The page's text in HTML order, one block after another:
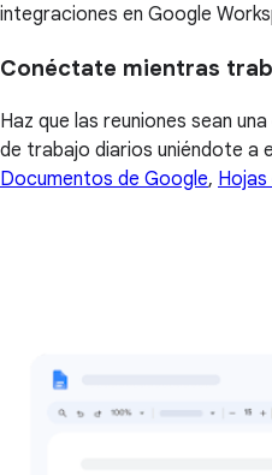
integraciones en Google
Conéctate mientras
Haz que las reuniones sean
de trabajo diarios uniéndote a
Documentos de Google,